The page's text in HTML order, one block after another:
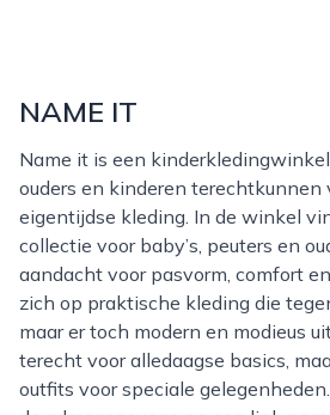
NAME IT
Name it is een kinderkledingwinkel in amersfoort waar
ouders en kinderen terechtkunnen
eigentijdse kleding. In de winkel
collectie voor baby’s, peuters en
aandacht voor pasvorm, comfort
zich op praktische kleding die
maar er toch modern en modieus
terecht voor alledaagse basics,
outfits voor speciale